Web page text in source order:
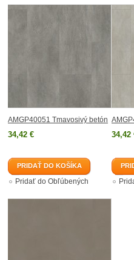
AMGP40051 Tmavosivý betón
34,42 €
PRIDAŤ DO KOŠÍKA
Pridať do Obľúbených
34,42